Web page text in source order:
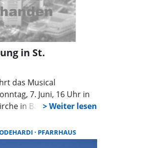
in St.
das Musical
7. Juni, 16 Uhr in
in Bad Nenndorf
werden Akteure aus
sehen und hören sein.
PFARRHAUS